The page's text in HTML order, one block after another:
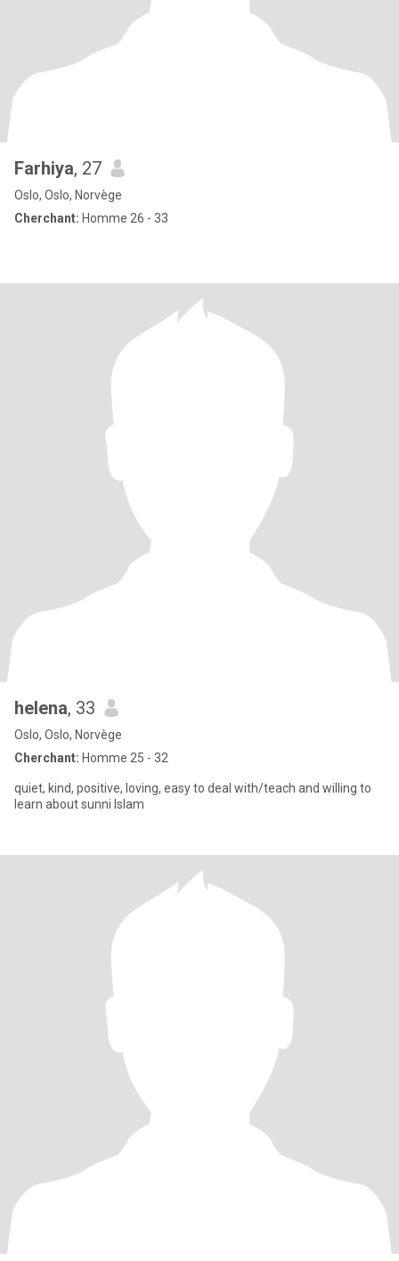
Farhiya, 27
Oslo, Oslo, Norvège
Cherchant: Homme 26 - 33
helena, 33
Oslo, Oslo, Norvège
Cherchant: Homme 25 - 32
quiet, kind, positive, loving, easy to deal with/teach and willing to
learn about sunni Islam